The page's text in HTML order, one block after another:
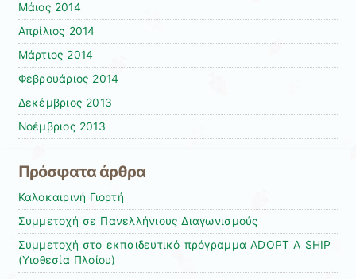
Μάιος 2014
Απρίλιος 2014
Μάρτιος 2014
Φεβρουάριος 2014
Δεκέμβριος 2013
Νοέμβριος 2013
Πρόσφατα άρθρα
Καλοκαιρινή Γιορτή
Συμμετοχή σε Πανελλήνιους Διαγωνισμούς
Συμμετοχή στο εκπαιδευτικό πρόγραμμα ADOPT A SHIP
(Υιοθεσία Πλοίου)